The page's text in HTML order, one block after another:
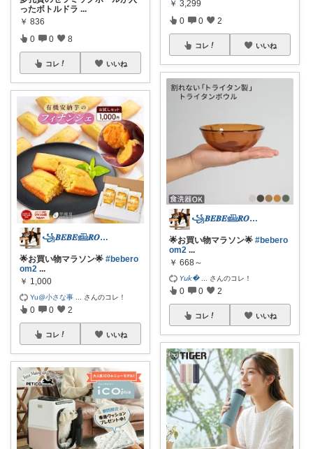
ったボトルドラ ...
￥ 836
0 0 8
コレ いいね
꧁𝑩𝑬𝑩𝑬𓊝𝑹𝑶𝑶𝑴꧂
🌟お買い物マラソン🌟 #bebero
om2 ...
￥ 1,000
Yu@小さな事 さんのコレ！
0 0 2
コレ いいね
￥ 3,299
0 0 2
コレ いいね
꧁𝑩𝑬𝑩𝑬𓊝𝑹𝑶𝑶𝑴꧂
🌟お買い物マラソン🌟 #bebero
om2 ...
￥ 668～
𝘠𝘶𝘬 さんのコレ！
0 0 2
コレ いいね